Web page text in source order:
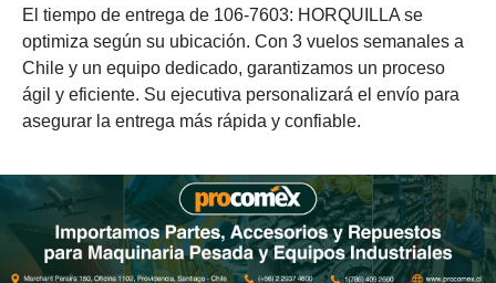
El tiempo de entrega de 106-7603: HORQUILLA se
optimiza según su ubicación. Con 3 vuelos semanales a
Chile y un equipo dedicado, garantizamos un proceso
ágil y eficiente. Su ejecutiva personalizará el envío para
asegurar la entrega más rápida y confiable.